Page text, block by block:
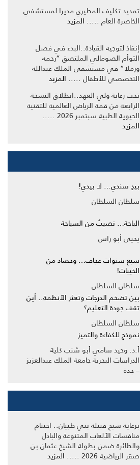
تمديد تكليف المطيري مديرا لمستشفي
الخاصرة العام ..... المزيد
إنفاذ لتوجيه القيادة..البدء في فصل
التوأم الصومالي الملتصق “رحمه
ورملا” في مستشفى الملك عبدالله
التخصصي للأطفال ..... المزيد
تحت رعاية ولي العهد..انطلاق النسخة
الرابعة من قمة الرياض العالمية للتقنية
الحيوية الطبية سبتمبر 2026 .....
المزيد
بيدِ سندي… لا بيدي!
سلطان السلطان
الباحة… نصيبٌ من السياحة
يحيى أبو راس
سبع سنوات عجاف… وحصاد من
الخيبات!
سلطان السلطان
بين تضخم الدرجات وتعثر الأنظمة.. أين
تقف جودة التعليم؟
سلطان السلطان
نموذج للكفاءة والتميز
أ.د. وحيد سامي أبو شنب كلية
الدراسات البحرية جامعة الملك عبدالعزيز
– جدة
برعاية شيخ قبيلة بني ظبيان.. اختتام
منافسات الألعاب المتنوعة والبادل
والطائرة ضمن بطولة الشيخ عثمان بن
صقر الرياضية 2026 .....
المزيد